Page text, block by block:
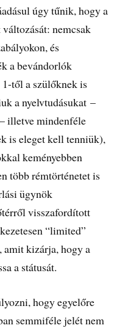
úgy tűnik, hogy a
nemcsak
és
a bevándorlók
től a szülőknek is
a nyelvtudásukat –
illetve mindenféle
is eleget kell tenniük),
keményebben
több rémtörténetet is
ügynök
visszafordított
“limited”
amit kizárja, hogy a
a státusát.
hogy egyelőre
semmiféle jelét nem